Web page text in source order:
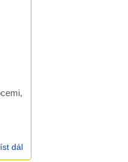
dálLukáš 23, 44-49 (29.3.2002)